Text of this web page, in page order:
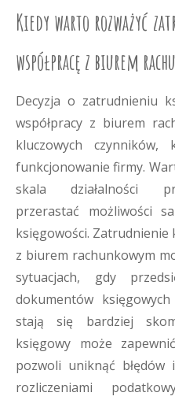
Kiedy warto rozważyć
współpracę z biurem
Decyzja o zatrudnieniu
współpracy z biurem
kluczowych
funkcjonowanie firmy.
skala działalności
przerastać możliwości
księgowości. Zatrudnienie
z biurem rachunkowym
sytuacjach, gdy
dokumentów
stają się bardziej
księgowy może
pozwoli uniknąć błędów
rozliczeniami